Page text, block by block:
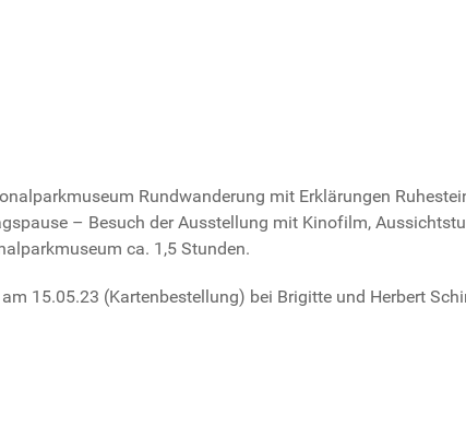
Rundwanderung mit Erklärungen
– Besuch der Ausstellung mit Kinofilm,
ca. 1,5 Stunden.
15.05.23 (Kartenbestellung) bei Brigitte und Herbert